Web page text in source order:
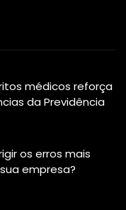
médicos reforça
da Previdência
os erros mais
empresa?